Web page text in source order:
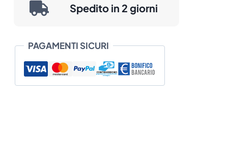
Spedito in 2 giorni
PAGAMENTI SICURI